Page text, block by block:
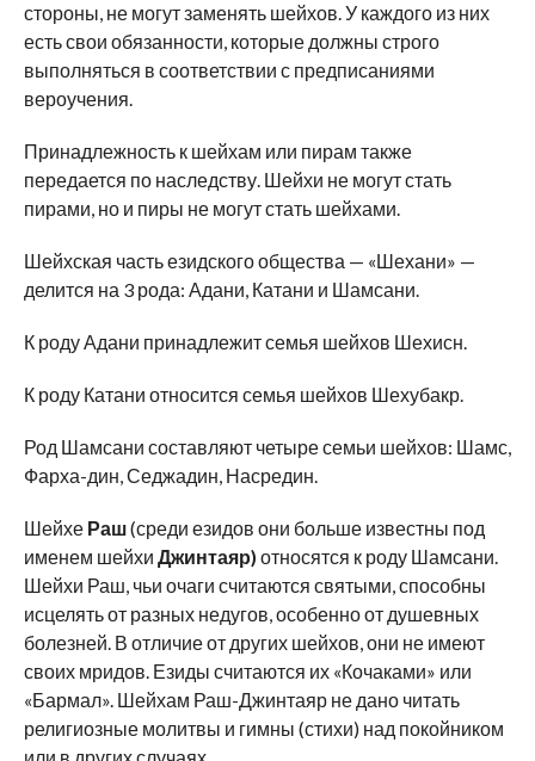
стороны, не могут заменять шейхов. У каждого из них
есть свои обязанности, которые должны строго
выполняться в соответствии с предписаниями
вероучения.
Принадлежность к шейхам или пирам также
передается по наследству. Шейхи не могут стать
пирами, но и пиры не могут стать шейхами.
Шейхская часть езидского общества — «Шехани» —
делится на 3 рода: Адани, Катани и Шамсани.
К роду Адани принадлежит семья шейхов Шехисн.
К роду Катани относится семья шейхов Шехубакр.
Род Шамсани составляют четыре семьи шейхов: Шамс,
Фарха-дин, Седжадин, Насредин.
Шейхе Раш(среди езидов они больше известны под
именем шейхи Джинтаяр) относятся к роду Шамсани.
Шейхи Раш, чьи очаги считаются святыми, способны
исцелять от разных недугов, особенно от душевных
болезней. В отличие от других шейхов, они не имеют
своих мридов. Езиды считаются их «Кочаками» или
«Бармал». Шейхам Раш-Джинтаяр не дано читать
религиозные молитвы и гимны (стихи) над покойником